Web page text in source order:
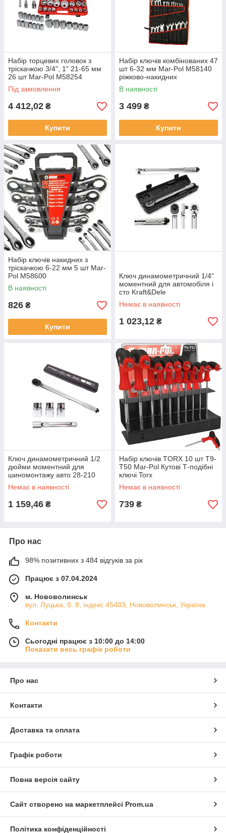
Набір торцевих головок з
тріскачкою 3/4", 1" 21-65 мм
26 шт Mar-Pol M58254
Під замовлення
4 412,02 ₴
Купити
Набір ключів комбінованих 47
шт 6-32 мм Mar-Pol M58140
ріжково-накидних
В наявності
3 499 ₴
Купити
Набір ключів накидних з
тріскачкою 6-22 мм 5 шт Mar-
Pol M58600
В наявності
826 ₴
Купити
Ключ динамометричний 1/4"
моментний для автомобіля і
сто Kraft&Dele
Динамометричні ключі
моментні
Немає в наявності
1 023,12 ₴
Ключ динамометричний 1/2
дюйми моментний для
шиномонтажу авто 28-210
Нм Kraft&Dele
Динамометричні ключі
Немає в наявності
1 159,46 ₴
Набір ключів TORX 10 шт T9-
T50 Mar-Pol Кутові Т-подібні
ключі Torx
Немає в наявності
739 ₴
Про нас
98% позитивних з 484 відгуків за рік
Працює з 07.04.2024
м. Нововолинськ
вул. Луцька, б. 8, індекс 45403, Нововолинськ, Україна
Контакти
Сьогодні працює з 10:00 до 14:00
Показати весь графік роботи
Про нас
Контакти
Доставка та оплата
Графік роботи
Повна версія сайту
Сайт створено на маркетплейсі Prom.ua
Політика конфіденційності